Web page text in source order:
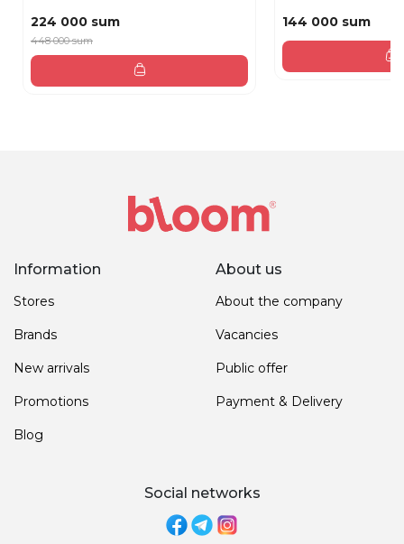
224 000 sum
448 000 sum
144 000 sum
Information
Stores
Brands
New arrivals
Promotions
Blog
About us
About the company
Vacancies
Public offer
Payment & Delivery
Social networks